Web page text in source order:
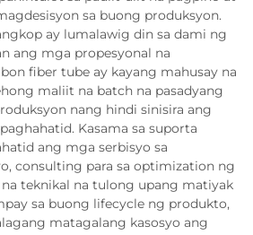
sa buong produksyon.
ay lumalawig din sa dami ng
ang mga propesyonal na
fiber tube ay kayang mahusay na
maliit na batch na pasadyang
nang hindi sinisira ang
Kasama sa suporta
ang mga serbisyo sa
consulting para sa optimization ng
teknikal na tulong upang matiyak
sa buong lifecycle ng produkto,
matagalang kasosyo ang